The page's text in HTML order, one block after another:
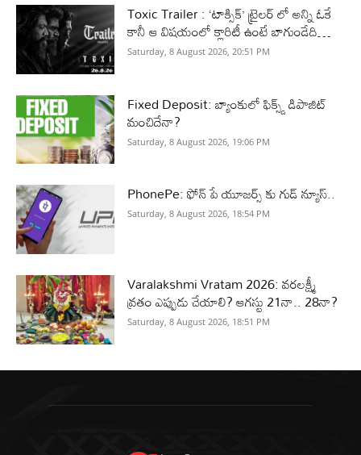
Toxic Trailer : ‘టాక్సిక్’ ట్రైలర్ లో అన్ని ఓకే
కానీ ఆ విషయంలో క్లారిటీ ఉంటే బాగుండేది…
Saturday, 8 August 2026, 20:51 PM
Fixed Deposit: బ్యాంకులో ఫిక్స్డ్ డిపాజిట్
మంచిదేనా?
Saturday, 8 August 2026, 19:06 PM
PhonePe: ఫోన్ పే యూజర్స్ కు గుడ్ న్యూస్..
Saturday, 8 August 2026, 18:54 PM
Varalakshmi Vratam 2026: వరలక్ష్మీ
వ్రతం ఎప్పుడు చేయాలి? ఆగస్టు 21నా.. 28నా?
Saturday, 8 August 2026, 18:51 PM